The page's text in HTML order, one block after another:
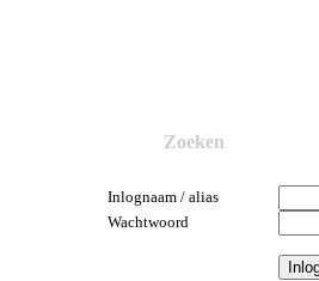
Zoeken
Inlognaam / alias
Wachtwoord